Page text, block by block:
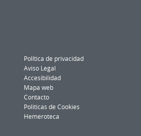
Política de privacidad
Aviso Legal
Accesibilidad
Mapa web
Contacto
Politicas de Cookies
Hemeroteca